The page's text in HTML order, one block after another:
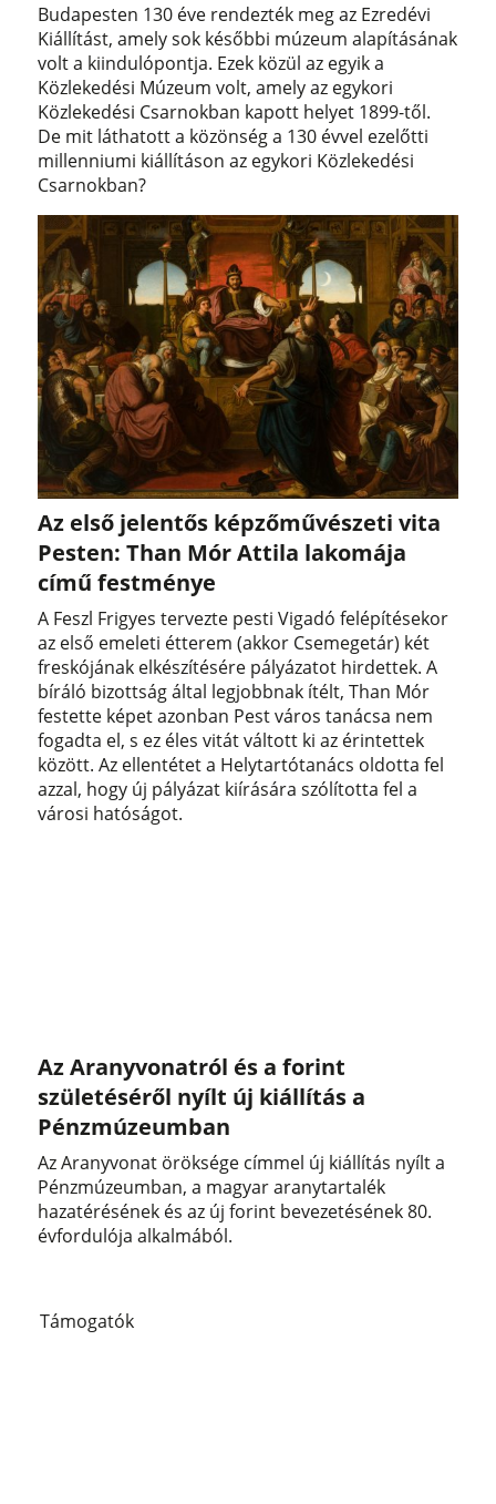
Budapesten 130 éve rendezték meg az Ezredévi
Kiállítást, amely sok későbbi múzeum alapításának
volt a kiindulópontja. Ezek közül az egyik a
Közlekedési Múzeum volt, amely az egykori
Közlekedési Csarnokban kapott helyet 1899-től.
De mit láthatott a közönség a 130 évvel ezelőtti
millenniumi kiállításon az egykori Közlekedési
Csarnokban?
Az első jelentős képzőművészeti vita
Pesten: Than Mór Attila lakomája
című festménye
A Feszl Frigyes tervezte pesti Vigadó felépítésekor
az első emeleti étterem (akkor Csemegetár) két
freskójának elkészítésére pályázatot hirdettek. A
bíráló bizottság által legjobbnak ítélt, Than Mór
festette képet azonban Pest város tanácsa nem
fogadta el, s ez éles vitát váltott ki az érintettek
között. Az ellentétet a Helytartótanács oldotta fel
azzal, hogy új pályázat kiírására szólította fel a
városi hatóságot.
Az Aranyvonatról és a forint
születéséről nyílt új kiállítás a
Pénzmúzeumban
Az Aranyvonat öröksége címmel új kiállítás nyílt a
Pénzmúzeumban, a magyar aranytartalék
hazatérésének és az új forint bevezetésének 80.
évfordulója alkalmából.
Támogatók